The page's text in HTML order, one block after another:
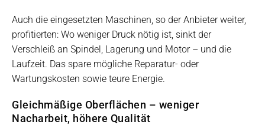
Auch die eingesetzten Maschinen, so der Anbieter weiter,
profitierten: Wo weniger Druck nötig ist, sinkt der
Verschleiß an Spindel, Lagerung und Motor – und die
Laufzeit. Das spare mögliche Reparatur- oder
Wartungskosten sowie teure Energie.
Gleichmäßige Oberflächen – weniger
Nacharbeit, höhere Qualität